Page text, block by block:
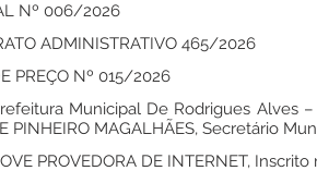
Nº 006/2026
ADMINISTRATIVO 465/2026
PREÇO Nº 015/2026
Municipal De Rodrigues Alves
PINHEIRO MAGALHÃES, Secretário
PROVEDORA DE INTERNET,